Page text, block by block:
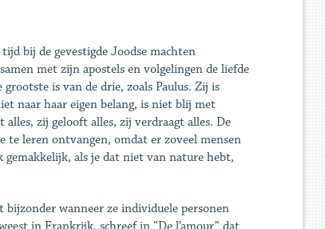
bij de gevestigde Joodse machten
met zijn apostels en volgelingen de liefde
is van de drie, zoals Paulus. Zij is
naar haar eigen belang, is niet blij met
zij gelooft alles, zij verdraagt alles. De
te leren ontvangen, omdat er zoveel mensen
als je dat niet van nature hebt,
wanneer ze individuele personen